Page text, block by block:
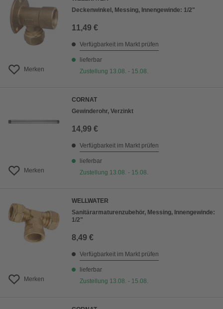
Merken
Deckenwinkel, Messing, Innengewinde: 1/2"
11,49 €
Verfügbarkeit im Markt prüfen
lieferbar
Zustellung 13.08. - 15.08.
Merken
CORNAT
Gewinderohr, Verzinkt
14,99 €
Verfügbarkeit im Markt prüfen
lieferbar
Zustellung 13.08. - 15.08.
Merken
WELLWATER
Sanitärarmaturenzubehör, Messing, Innengewinde:
1/2"
8,49 €
Verfügbarkeit im Markt prüfen
lieferbar
Zustellung 13.08. - 15.08.